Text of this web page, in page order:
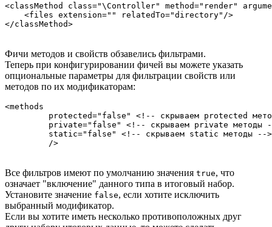
<classMethod class="\Controller" method="render"
    <files extension="" relatedTo="directory"/>
Фичи методов и свойств обзавелись фильтрами.
Теперь при конфигурировании фичей вы можете указать
опциональные параметры для фильтрации свойств или
методов по их модификаторам:
<methods
Все фильтров имеют по умолчанию значения true, что
означает "включение" данного типа в итоговый набор.
Установите значение false, если хотите исключить
выбранный модификатор.
Если вы хотите иметь несколько противоположных друг